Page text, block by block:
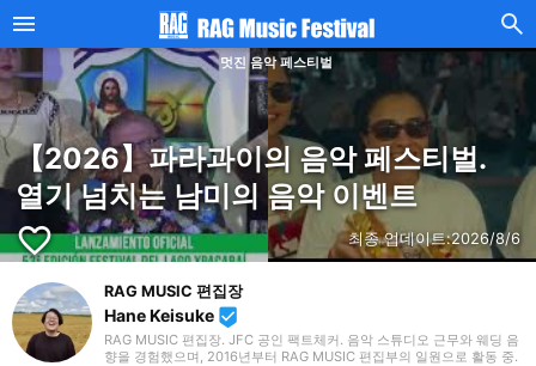
멋진 음악 페스티벌
【2026】파라과이의 음악 페스티벌.
열기 넘치는 남미의 음악 이벤트
favorite_border 최종 업데이트:2026/8/6
RAG MUSIC 편집장
Hane Keisuke beenhere
RAG MUSIC 편집장. JFC 공인 팩트체커. 음악 스튜디오 근무와 웨딩 음
향을 경험했으며, 2016년부터 RAG MUSIC 편집부의 일원으로 활동 중.